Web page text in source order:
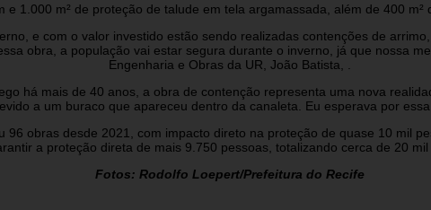
1.000 m² de proteção de talude em tela argamassada, além de 400
e com o valor investido estão sendo realizadas contenções de
obra, a população vai estar segura durante o inverno, já que nossa
Engenharia e Obras da UR, João Batista, .
há mais de 40 anos, a obra de contenção representa uma nova
a um buraco que apareceu dentro da canaleta. Eu esperava por
obras desde 2021, com impacto direto na proteção de quase 10 mil
a proteção direta de mais 9.750 pessoas, totalizando cerca de 20
Fotos: Rodolfo Loepert/Prefeitura do Recife